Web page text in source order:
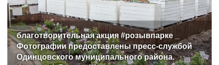
благотворительная акция #розывпарке _
Фотографии предоставлены пресс-службой
Одинцовского муниципального района.